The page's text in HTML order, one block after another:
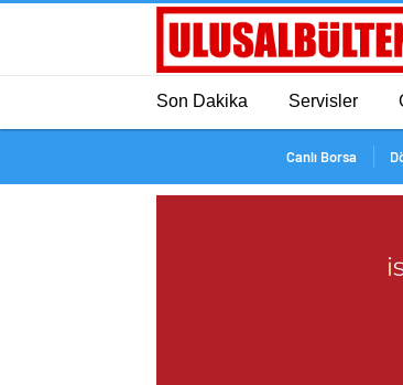
Son Dakika Servisler
Canlı Borsa